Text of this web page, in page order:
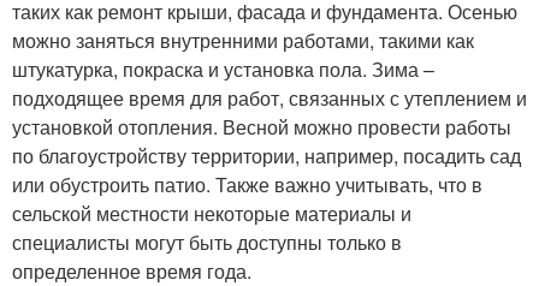
таких как ремонт крыши, фасада и фундамента. Осенью
можно заняться внутренними работами, такими как
штукатурка, покраска и установка пола. Зима –
подходящее время для работ, связанных с утеплением и
установкой отопления. Весной можно провести работы
по благоустройству территории, например, посадить сад
или обустроить патио. Также важно учитывать, что в
сельской местности некоторые материалы и
специалисты могут быть доступны только в
определенное время года.